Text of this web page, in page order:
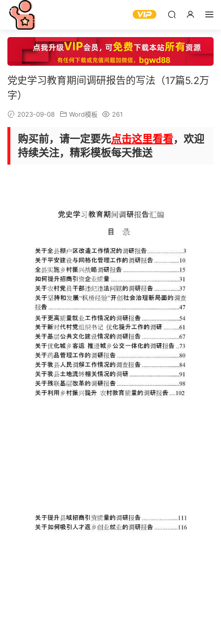
党史学习教育期间调研报告的写法（17篇5.2万
字）
2023-09-08 Word模板 261
购买前，请一定要先点击这里看看，欢迎
持续关注，精彩模板每天推送